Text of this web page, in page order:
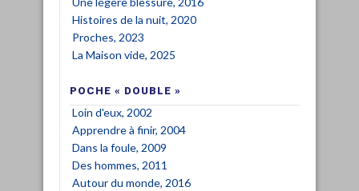
Histoires de la nuit, 2020
Proches, 2023
La Maison vide, 2025
POCHE « DOUBLE »
Loin d'eux, 2002
Apprendre à finir, 2004
Dans la foule, 2009
Des hommes, 2011
Autour du monde, 2016